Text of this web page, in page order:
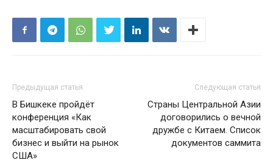
Предыдущая статья
В Бишкеке пройдёт
конференция «Как
масштабировать свой
бизнес и выйти на рынок
США»
Следующая статья
Страны Центральной Азии
договорились о вечной
дружбе с Китаем. Список
документов саммита